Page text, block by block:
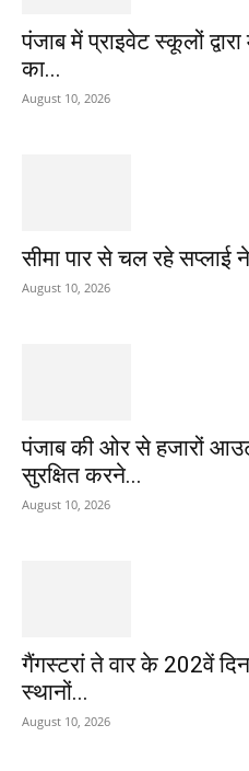
पंजाब में प्राइवेट स्कूलों
का...
August 10, 2026
सीमा पार से चल रहे सप्लाई
August 10, 2026
पंजाब की ओर से हजारों
सुरक्षित करने...
August 10, 2026
गैंगस्टरां ते वार के 202वें
स्थानों...
August 10, 2026